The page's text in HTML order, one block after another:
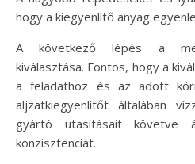
hogy a kiegyenlítő anyag
A következő lépés a
kiválasztása. Fontos, hogy a
a feladathoz és az adott
aljzatkiegyenlítőt általában
gyártó utasításait követve
konzisztenciát.